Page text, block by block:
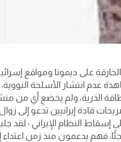
تمطر قنابلها الخارقة على
عدم انتشار الأسلحة
الذرية، ولم يخضع أي من
قادة إيرانيين تدعو إلى
عام 1996، والتي يدعو فيها إلى إسقاط النظام
فهم يدعمون منذ زمن